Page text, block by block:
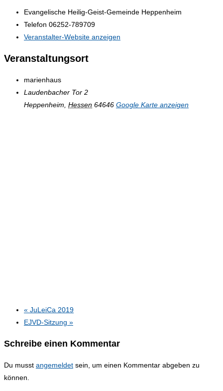
Evangelische Heilig-Geist-Gemeinde Heppenheim
Telefon 06252-789709
Veranstalter-Website anzeigen
Veranstaltungsort
marienhaus
Laudenbacher Tor 2
Heppenheim Hessen 64646 Google Karte anzeigen
« JuLeiCa 2019
EJVD-Sitzung »
Schreibe einen Kommentar
Du musst angemeldet sein, um einen Kommentar abgeben zu
können.